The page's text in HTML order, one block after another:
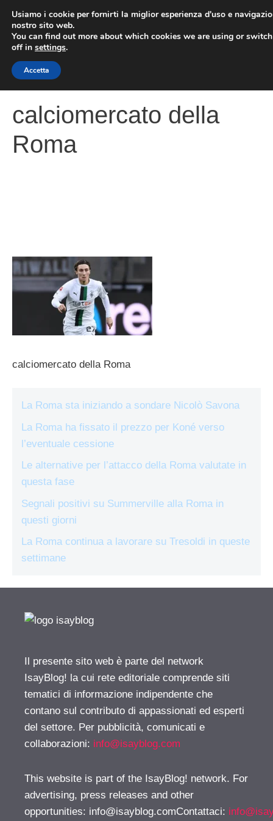
contenuto
calciomercato della
Roma
calciomercato della Roma
La Roma sta iniziando a sondare Nicolò Savona
La Roma ha fissato il prezzo per Koné verso
l’eventuale cessione
Le alternative per l’attacco della Roma valutate in
questa fase
Segnali positivi su Summerville alla Roma in
questi giorni
La Roma continua a lavorare su Tresoldi in queste
settimane
Il presente sito web è parte del network
IsayBlog! la cui rete editoriale comprende siti
tematici di informazione indipendente che
contano sul contributo di appassionati ed esperti
del settore. Per pubblicità, comunicati e
collaborazioni: info@isayblog.com
This website is part of the IsayBlog! network. For
advertising, press releases and other
opportunities: info@isayblog.comContattaci:
Usiamo i cookie per fornirti la miglior esperienza d'uso e
nostro sito web.
You can find out more about which cookies we are using or
off in settings.
Accetta